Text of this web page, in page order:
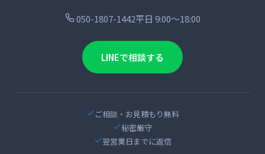
050-1807-1442平日 9:00〜18:00
LINEで相談する
ご相談・お見積もり無料
秘密厳守
翌営業日までに返信